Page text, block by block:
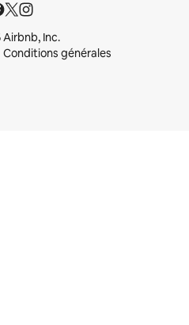
Inc.
Conditions générales